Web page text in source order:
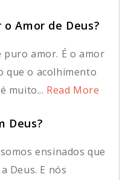
Amor de Deus?
puro amor. É o amor
que o acolhimento
muito... Read More
Deus?
ensinados que
Deus. E nós